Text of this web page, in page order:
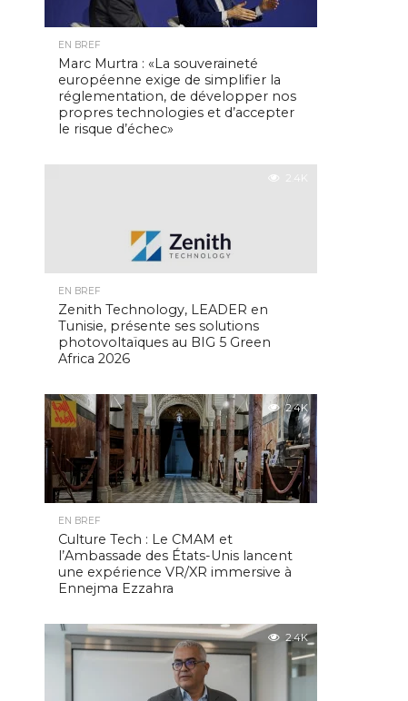
EN BREF
Marc Murtra : «La souveraineté
européenne exige de simplifier la
réglementation, de développer nos
propres technologies et d’accepter
le risque d’échec»
2.4K
EN BREF
Zenith Technology, LEADER en
Tunisie, présente ses solutions
photovoltaïques au BIG 5 Green
Africa 2026
2.4K
EN BREF
Culture Tech : Le CMAM et
l’Ambassade des États-Unis lancent
une expérience VR/XR immersive à
Ennejma Ezzahra
2.4K